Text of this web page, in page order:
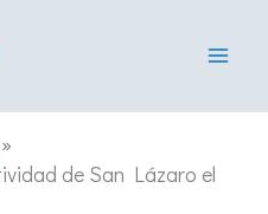
de San Lázaro el